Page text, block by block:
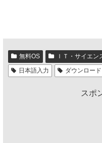
無料OS ＩＴ・サイエン
日本語入力
ダウンロード
スポ